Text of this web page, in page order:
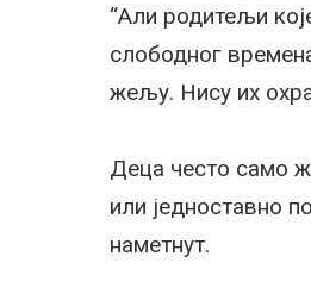
“Али родитељи
слободног
жељу. Нису их
Деца често само
или једноставно
наметнут.